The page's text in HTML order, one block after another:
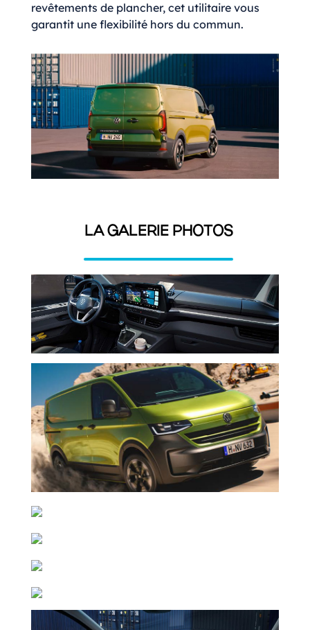
revêtements de plancher, cet utilitaire vous
garantit une flexibilité hors du commun.
LA GALERIE PHOTOS